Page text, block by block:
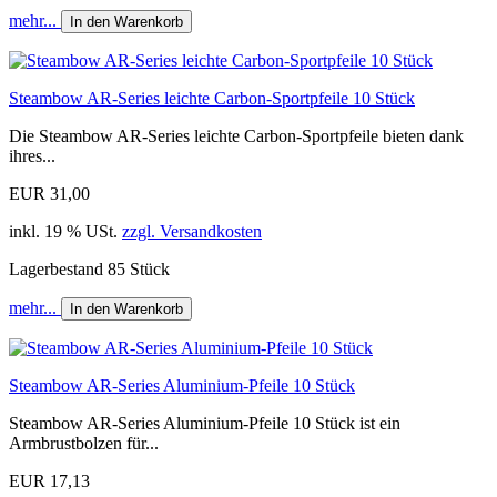
mehr... In den Warenkorb
Steambow AR-Series leichte Carbon-Sportpfeile 10 Stück
Die Steambow AR-Series leichte Carbon-Sportpfeile bieten dank
ihres...
EUR 31,00
inkl. 19 % USt. zzgl. Versandkosten
Lagerbestand 85 Stück
mehr... In den Warenkorb
Steambow AR-Series Aluminium-Pfeile 10 Stück
Steambow AR-Series Aluminium-Pfeile 10 Stück ist ein
Armbrustbolzen für...
EUR 17,13